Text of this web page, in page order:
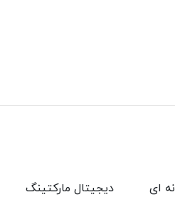
دیجیتال مارکتینگ ای